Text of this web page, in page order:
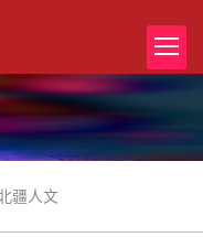
疆人文